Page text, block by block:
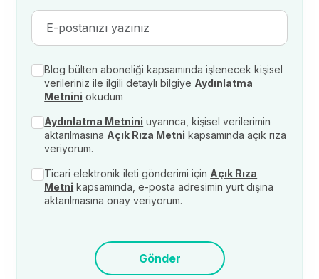
Blog bülten aboneliği kapsamında işlenecek kişisel
verileriniz ile ilgili detaylı bilgiye Aydınlatma
Metnini okudum
Aydınlatma Metnini uyarınca, kişisel verilerimin
aktarılmasına Açık Rıza Metni kapsamında açık rıza
veriyorum.
Ticari elektronik ileti gönderimi için Açık Rıza
Metni kapsamında, e-posta adresimin yurt dışına
aktarılmasına onay veriyorum.
Gönder